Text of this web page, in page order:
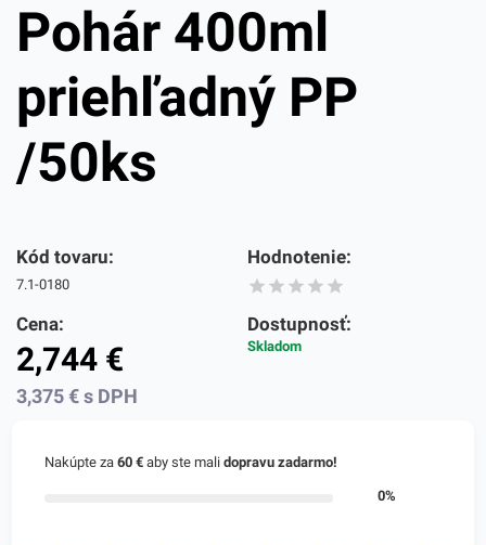
Pohár 400ml
priehľadný PP
/50ks
Kód tovaru:
7.1-0180
Hodnotenie:
Cena:
2,744 €
3,375€ s DPH
Dostupnosť:
Skladom
Nakúpte za60 € aby ste malidopravu zadarmo!
0%